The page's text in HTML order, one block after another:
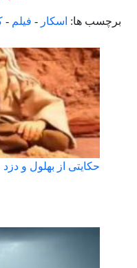
برچسب ها: اسکار - فیلم -
حکایتی از بهلول و دزد